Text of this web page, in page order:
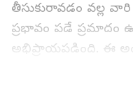
తీసుకురావడం వల్ల
ప్రభావం పడే ప్రమాదం
అభిప్రాయ‌ప‌డింది. ఈ
విచారించిన ధర్మాసనం